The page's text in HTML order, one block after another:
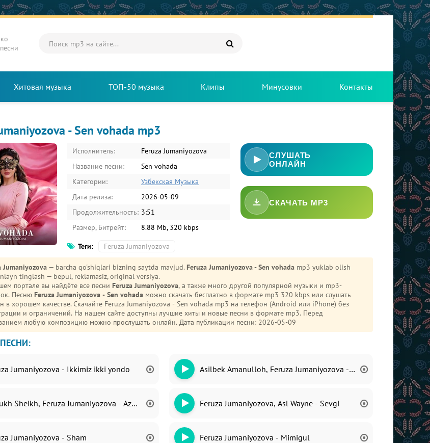
Хитовая музыка ТОП-50 музыка Клипы Минусовки Контакты
- Sen vohada mp3
Исполнитель:
Feruza Jumaniyozova
Название песни:
Sen vohada
Категории:
Узбекская Музыка
Дата релиза:
2026-05-09
Продолжительность: 3:51
Размер, Битрейт:
8.88 Mb, 320 kbps
Теги: Feruza Jumaniyozova
СЛУШАТЬ
ОНЛАЙН
СКАЧАТЬ MP3
Jumaniyozova — barcha qo'shiqlari bizning saytda mavjud. Feruza Jumaniyozova - Sen vohada mp3 yuklab olish
tinglash — bepul, reklamasiz, original versiya.
портале вы найдёте все песни Feruza Jumaniyozova, а также много другой популярной музыки и mp3-
Песню Feruza Jumaniyozova - Sen vohada можно скачать бесплатно в формате mp3 320 kbps или слушать
Скачайте Feruza Jumaniyozova - Sen vohada mp3 на телефон (Android или iPhone) без
и ограничений. На нашем сайте доступны лучшие хиты и новые песни в формате mp3. Перед
любую композицию можно прослушать онлайн. Дата публикации песни: 2026-05-09
ПЕСНИ:
Jumaniyozova - Ikkimiz ikki yondo
Sheikh, Feruza Jumaniyozova - Azeri popuri
Jumaniyozova - Sham
Asilbek Amanulloh, Feruza Jumaniyozova - Yondir
Feruza Jumaniyozova, Asl Wayne - Sevgi
Feruza Jumaniyozova - Mimigul